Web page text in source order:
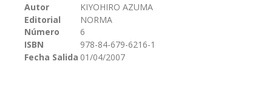
galería
imágenes
Autor
KIYOHIRO AZUMA
Editorial
NORMA
Número
6
ISBN
978-84-679-6216-1
Fecha Salida 01/04/2007